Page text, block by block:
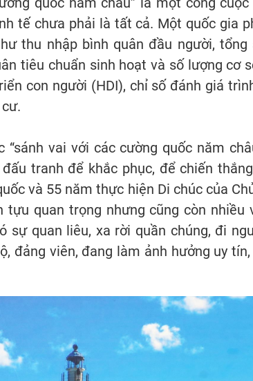
tế chưa phải là tất cả. Một quốc gia
thu nhập bình quân đầu người,
tiêu chuẩn sinh hoạt và số lượng cơ
con người (HDI), chỉ số đánh giá
vai với các cường quốc năm
tranh để khắc phục, để chiến
và 55 năm thực hiện Di chúc của
tựu quan trọng nhưng cũng còn
sự quan liêu, xa rời quần chúng, đi
đảng viên, đang làm ảnh hưởng uy